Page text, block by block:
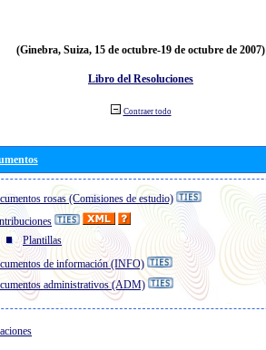
(Ginebra, Suiza, 15 de octubre-19 de octubre de 2007)
Libro del Resoluciones
Contraer todo
rosas (Comisiones de estudio)
Plantillas
de información (INFO)
administrativos (ADM)